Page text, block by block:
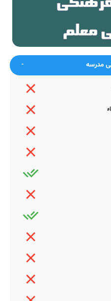
رگش بخراش تا بخروشم از وی
در این صفحه توسط موتورهای
گردآوری شده است. به همین جهت
ما را جهت اصلاح و تکمیل این
مشتاقانه پذیرای دیدگاه ها و نقطه
مدرسه